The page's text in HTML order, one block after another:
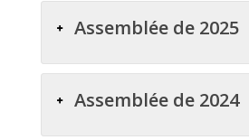
Assemblée de 2025
Assemblée de 2024